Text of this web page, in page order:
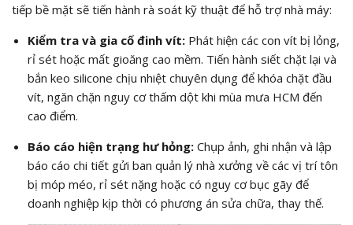
tiếp bề mặt sẽ tiến hành rà soát kỹ thuật để hỗ trợ nhà máy:
Kiểm tra và gia cố đinh vít:Phát hiện các con vít bị lỏng,
rỉ sét hoặc mất gioăng cao mềm. Tiến hành siết chặt lại và
bắn keo silicone chịu nhiệt chuyên dụng để khóa chặt đầu
vít, ngăn chặn nguy cơ thấm dột khi mùa mưa HCM đến
cao điểm.
Báo cáo hiện trạng hư hỏng:Chụp ảnh, ghi nhận và lập
báo cáo chi tiết gửi ban quản lý nhà xưởng về các vị trí tôn
bị móp méo, rỉ sét nặng hoặc có nguy cơ bục gãy để
doanh nghiệp kịp thời có phương án sửa chữa, thay thế.